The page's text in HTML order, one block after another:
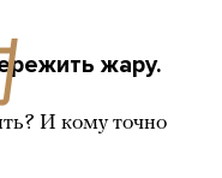
жару.
И кому точно